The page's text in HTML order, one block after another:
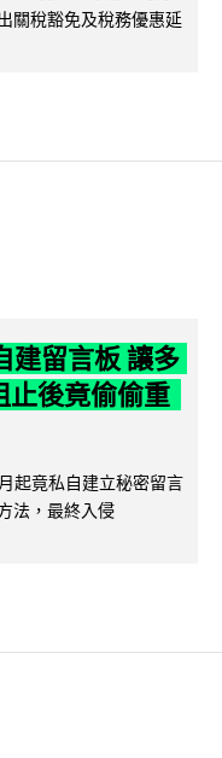
關稅豁免及稅務優惠延
建留言板 讓多
止後竟偷偷重
起竟私自建立秘密留言
法，最終入侵